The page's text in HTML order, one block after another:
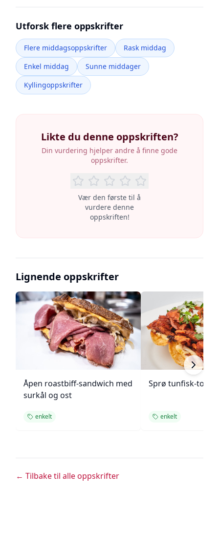
Utforsk flere oppskrifter
Flere middagsoppskrifter
Rask middag
Enkel middag
Sunne middager
Kyllingoppskrifter
Likte du denne oppskriften?
Din vurdering hjelper andre å finne gode
oppskrifter.
Vær den første til å
vurdere denne
oppskriften!
Lignende oppskrifter
Åpen roastbiff-sandwich med
surkål og ost
enkelt
Sprø tunfisk-
enkelt
← Tilbake til alle oppskrifter